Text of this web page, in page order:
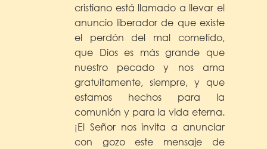
cristiano está llamado a llevar el
anuncio liberador de que existe
el perdón del mal cometido,
que Dios es más grande que
nuestro pecado y nos ama
gratuitamente, siempre, y que
estamos hechos para la
comunión y para la vida eterna.
¡El Señor nos invita a anunciar
con gozo este mensaje de